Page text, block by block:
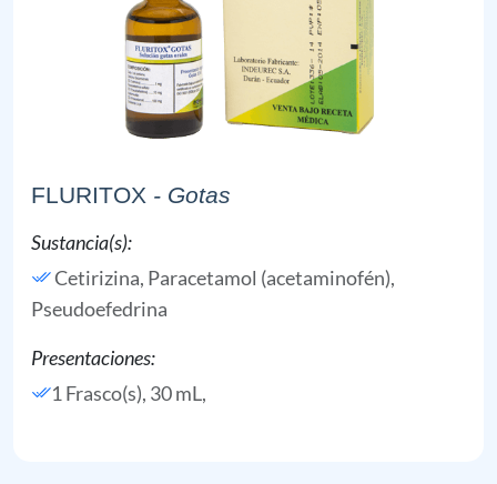
FLURITOX - Gotas
Sustancia(s):
Cetirizina, Paracetamol (acetaminofén),
Pseudoefedrina
Presentaciones:
1 Frasco(s), 30 mL,